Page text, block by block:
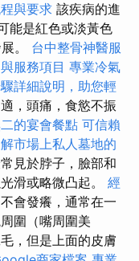
與要求 該疾病的進
能是紅色或淡黃色
。 台中整骨神醫服
服務項目 專業冷氣
詳細說明，助您輕
，頭痛，食慾不振
的宴會餐點 可信賴
市場上私人墓地的
見於脖子，臉部和
滑或略微凸起。 經
會發癢，通常在一
圍（嘴周圍美
，但是上面的皮膚